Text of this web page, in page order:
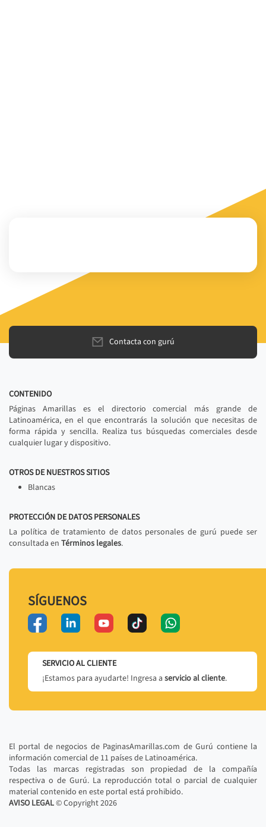
Contacta con gurú
CONTENIDO
Páginas Amarillas es el directorio comercial más grande de
Latinoamérica, en el que encontrarás la solución que necesitas de
forma rápida y sencilla. Realiza tus búsquedas comerciales desde
cualquier lugar y dispositivo.
OTROS DE NUESTROS SITIOS
Blancas
PROTECCIÓN DE DATOS PERSONALES
La política de tratamiento de datos personales de gurú puede ser
consultada en Términos legales.
SÍGUENOS
SERVICIO AL CLIENTE
¡Estamos para ayudarte! Ingresa a servicio al cliente.
El portal de negocios de PaginasAmarillas.com de Gurú contiene la
información comercial de 11 países de Latinoamérica.
Todas las marcas registradas son propiedad de la compañía
respectiva o de Gurú. La reproducción total o parcial de cualquier
material contenido en este portal está prohibido.
AVISO LEGAL© Copyright2026